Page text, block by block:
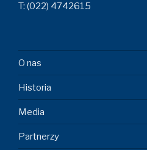
T: (022) 4742615
O nas
Historia
Media
Partnerzy